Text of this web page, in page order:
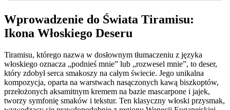
Wprowadzenie do Świata Tiramisu:
Ikona Włoskiego Deseru
Tiramisu, którego nazwa w dosłownym tłumaczeniu z języka
włoskiego oznacza „podnieś mnie” lub „rozwesel mnie”, to deser,
który zdobył serca smakoszy na całym świecie. Jego unikalna
kompozycja, oparta na warstwach nasączonych kawą biszkoptów,
przełożonych aksamitnym kremem na bazie mascarpone i jajek,
tworzy symfonię smaków i tekstur. Ten klasyczny włoski przysmak,